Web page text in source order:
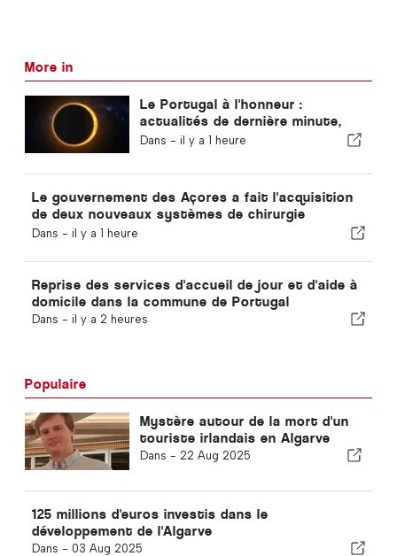
More in
Le Portugal à l'honneur :
actualités de dernière minute,
tendances touristiques et les
Dans - il y a 1 heure
Le gouvernement des Açores a fait l'acquisition
de deux nouveaux systèmes de chirurgie
robotisée
Dans - il y a 1 heure
Reprise des services d'accueil de jour et d'aide à
domicile dans la commune de Portugal
Dans - il y a 2 heures
Populaire
Mystère autour de la mort d'un
touriste irlandais en Algarve
Dans - 22 Aug 2025
125 millions d'euros investis dans le
développement de l'Algarve
Dans - 03 Aug 2025